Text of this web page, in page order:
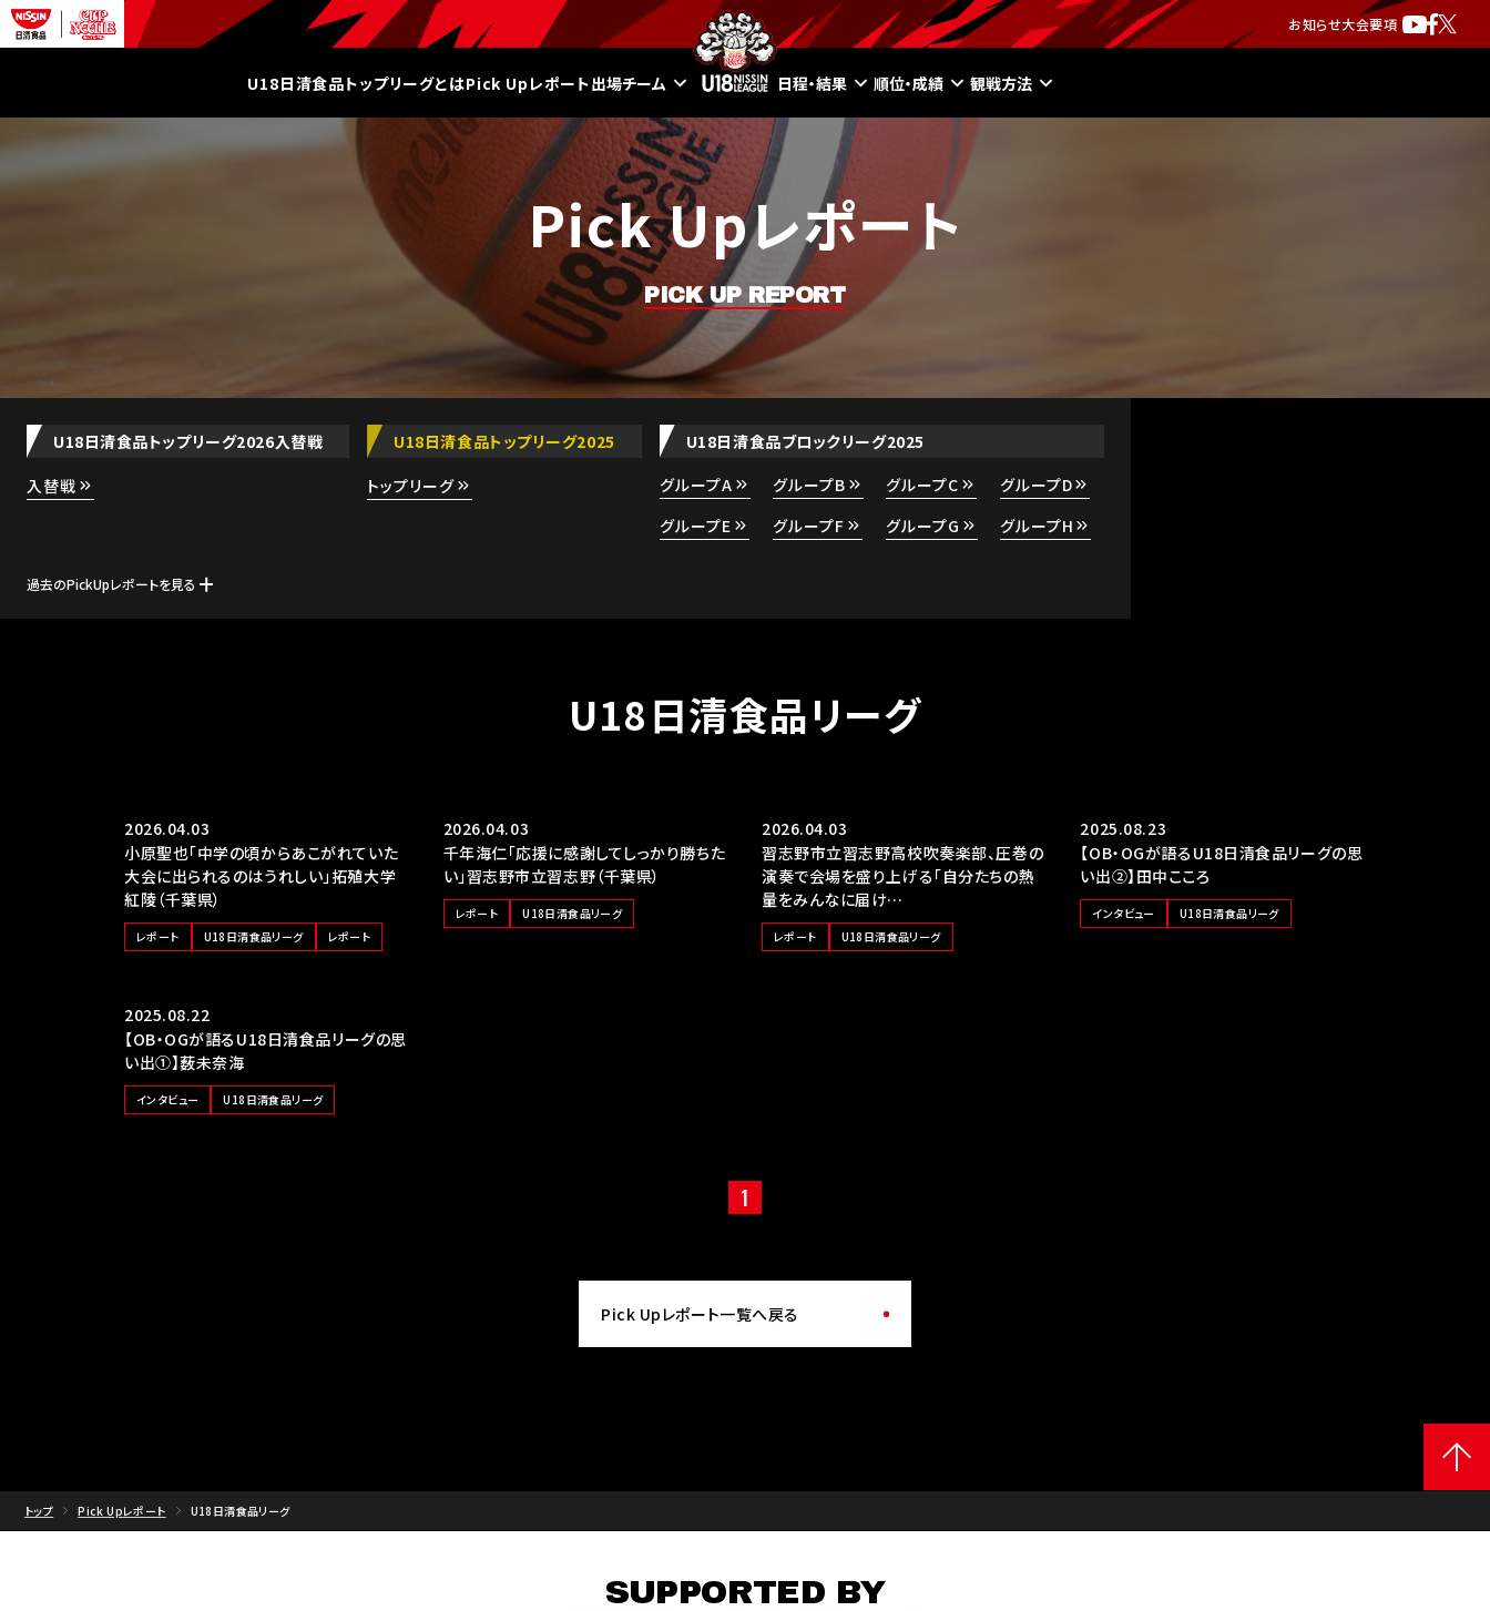
お知らせ大会要項
U18日清食品トップリーグとはPick Upレポート出場チーム 日程・結果 順位・成績 観戦方法
Pick Upレポート
PICK UP REPORT
U18日清食品トップリーグ2026入替戦
入替戦
U18日清食品トップリーグ2025
トップリーグ
U18日清食品ブロックリーグ2025
グループA
グループB グループC
グループD
グループE
グループF グループG グループH
過去のPickUpレポートを見る
U18日清食品リーグ
2026.04.03
小原聖也「中学の頃からあこがれていた
大会に出られるのはうれしい」拓殖大学
紅陵（千葉県）
レポート U18日清食品リーグ レポート
2026.04.03
千年海仁「応援に感謝してしっかり勝ちた
い」習志野市立習志野（千葉県）
レポート U18日清食品リーグ
2026.04.03
習志野市立習志野高校吹奏楽部、圧巻の
演奏で会場を盛り上げる「自分たちの熱
量をみんなに届け…
レポート U18日清食品リーグ
2025.08.23
【OB・OGが語るU18日清食品リーグの思
い出②】田中こころ
インタビュー U18日清食品リーグ
2025.08.22
【OB・OGが語るU18日清食品リーグの思
い出①】薮未奈海
インタビュー U18日清食品リーグ
1
Pick Upレポート一覧へ戻る
トップ Pick Upレポート U18日清食品リーグ
SUPPORTED BY